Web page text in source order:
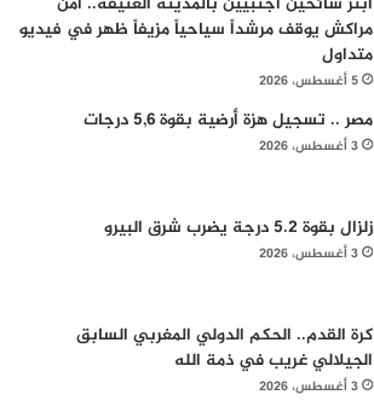
مراكش يوقف مرشداً سياحياً مزيفاً ظهر في فيديو
متداول
5 أغسطس، 2026
مصر .. تسجيل هزة أرضية بقوة 5,6 درجات
3 أغسطس، 2026
زلزال بقوة 5.2 درجة يضرب شرق البيرو
3 أغسطس، 2026
كرة القدم.. الحكم الدولي المغربي السابق
الجيلالي غريب في ذمة الله
3 أغسطس، 2026